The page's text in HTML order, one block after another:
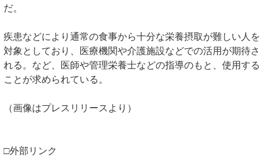
だ。
疾患などにより通常の食事から十分な栄養摂取が難しい人を
対象としており、医療機関や介護施設などでの活用が期待さ
れる。など、医師や管理栄養士などの指導のもと、使用する
ことが求められている。
（画像はプレスリリースより）
□外部リンク